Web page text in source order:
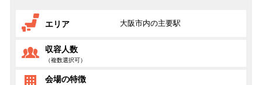
エリア 大阪市内の主要駅
収容人数
（複数選択可）
会場の特徴